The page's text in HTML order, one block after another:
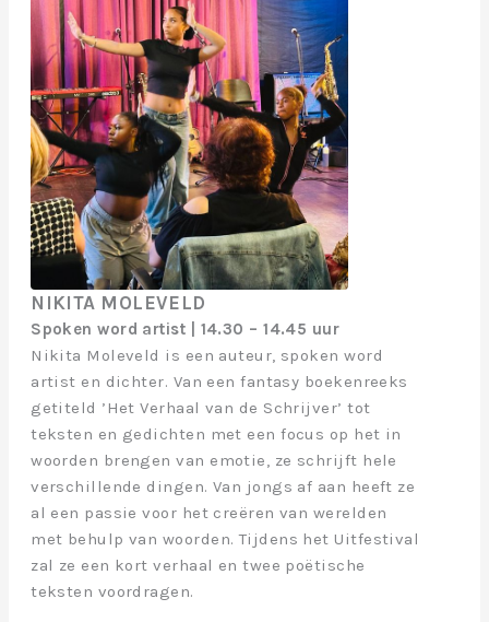
NIKITA MOLEVELD
Spoken word artist | 14.30 – 14.45 uur
Nikita Moleveld is een auteur, spoken word
artist en dichter. Van een fantasy boekenreeks
getiteld ’Het Verhaal van de Schrijver’ tot
teksten en gedichten met een focus op het in
woorden brengen van emotie, ze schrijft hele
verschillende dingen. Van jongs af aan heeft ze
al een passie voor het creëren van werelden
met behulp van woorden. Tijdens het Uitfestival
zal ze een kort verhaal en twee poëtische
teksten voordragen.